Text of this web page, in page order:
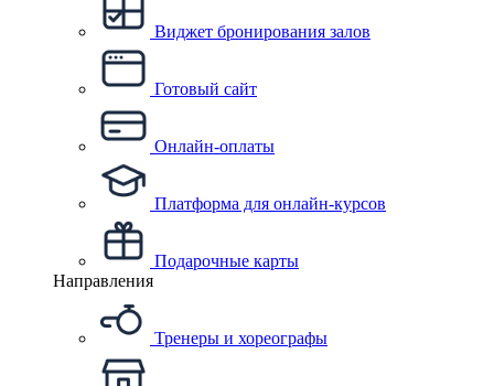
Виджет бронирования залов
Готовый сайт
Онлайн-оплаты
Платформа для онлайн-курсов
Подарочные карты
Направления
Тренеры и хореографы